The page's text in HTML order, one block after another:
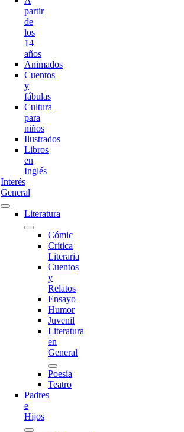
partir
de
los
14
años
Animados
Cuentos
y
fábulas
Cultura
para
niños
Ilustrados
Libros
en
Inglés
Interés
General
Literatura
Cómic
Crítica
Literaria
Cuentos
y
Relatos
Ensayo
Humor
Juvenil
Literatura
en
General
Poesía
Teatro
Padres
e
Hijos